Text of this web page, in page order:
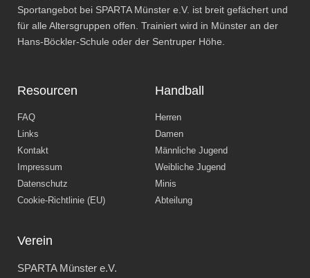
Sportangebot bei SPARTA Münster e.V. ist breit gefächert und
für alle Altersgruppen offen. Trainiert wird in Münster an der
Hans-Böckler-Schule oder der Sentruper Höhe.
Resourcen
FAQ
Links
Kontakt
Impressum
Datenschutz
Cookie-Richtlinie (EU)
Handball
Herren
Damen
Männliche Jugend
Weibliche Jugend
Minis
Abteilung
Verein
SPARTA Münster e.V.